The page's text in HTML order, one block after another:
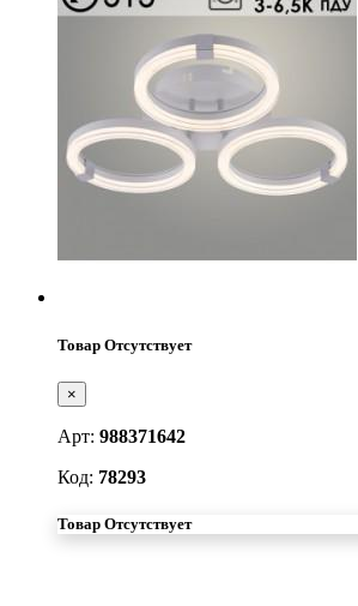
Товар Отсутствует
×
Арт: 988371642
Код: 78293
Товар Отсутствует